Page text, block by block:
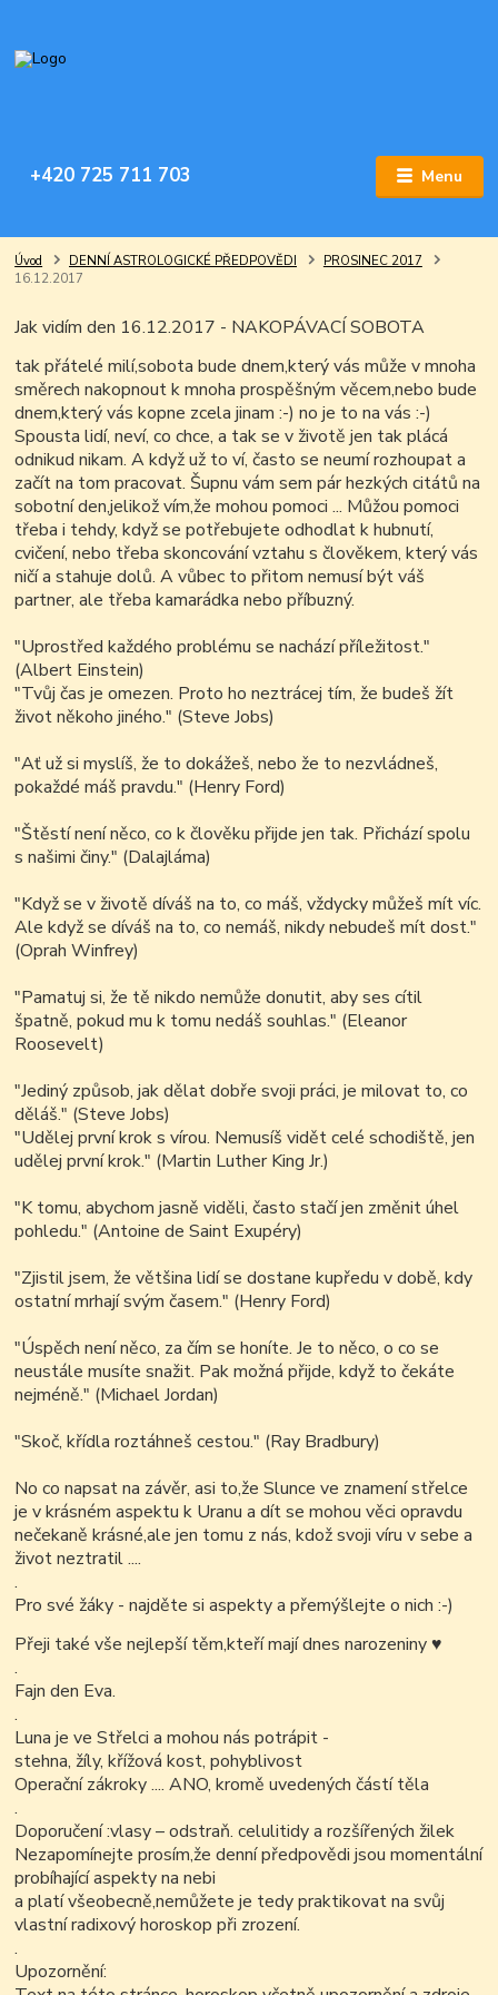
Menu
+420 725 711 703
Úvod DENNÍ ASTROLOGICKÉ PŘEDPOVĚDI
PROSINEC 2017
16.12.2017
Jak vidím den 16.12.2017 - NAKOPÁVACÍ SOBOTA
tak přátelé milí,sobota bude dnem,který vás může v mnoha
směrech nakopnout k mnoha prospěšným věcem,nebo bude
dnem,který vás kopne zcela jinam :-) no je to na vás :-)
Spousta lidí, neví, co chce, a tak se v životě jen tak plácá
odnikud nikam. A když už to ví, často se neumí rozhoupat a
začít na tom pracovat. Šupnu vám sem pár hezkých citátů na
sobotní den,jelikož vím,že mohou pomoci ... Můžou pomoci
třeba i tehdy, když se potřebujete odhodlat k hubnutí,
cvičení, nebo třeba skoncování vztahu s člověkem, který vás
ničí a stahuje dolů. A vůbec to přitom nemusí být váš
partner, ale třeba kamarádka nebo příbuzný.
"Uprostřed každého problému se nachází příležitost."
(Albert Einstein)
"Tvůj čas je omezen. Proto ho neztrácej tím, že budeš žít
život někoho jiného." (Steve Jobs)
"Ať už si myslíš, že to dokážeš, nebo že to nezvládneš,
pokaždé máš pravdu." (Henry Ford)
"Štěstí není něco, co k člověku přijde jen tak. Přichází spolu
s našimi činy." (Dalajláma)
"Když se v životě díváš na to, co máš, vždycky můžeš mít víc.
Ale když se díváš na to, co nemáš, nikdy nebudeš mít dost."
(Oprah Winfrey)
"Pamatuj si, že tě nikdo nemůže donutit, aby ses cítil
špatně, pokud mu k tomu nedáš souhlas." (Eleanor
Roosevelt)
"Jediný způsob, jak dělat dobře svoji práci, je milovat to, co
děláš." (Steve Jobs)
"Udělej první krok s vírou. Nemusíš vidět celé schodiště, jen
udělej první krok." (Martin Luther King Jr.)
"K tomu, abychom jasně viděli, často stačí jen změnit úhel
pohledu." (Antoine de Saint Exupéry)
"Zjistil jsem, že většina lidí se dostane kupředu v době, kdy
ostatní mrhají svým časem." (Henry Ford)
"Úspěch není něco, za čím se honíte. Je to něco, o co se
neustále musíte snažit. Pak možná přijde, když to čekáte
nejméně." (Michael Jordan)
"Skoč, křídla roztáhneš cestou." (Ray Bradbury)
No co napsat na závěr, asi to,že Slunce ve znamení střelce
je v krásném aspektu k Uranu a dít se mohou věci opravdu
nečekaně krásné,ale jen tomu z nás, kdož svoji víru v sebe a
život neztratil ....
.
Pro své žáky - najděte si aspekty a přemýšlejte o nich :-)
Přeji také vše nejlepší těm,kteří mají dnes narozeniny♥
.
Fajn den Eva.
.
Luna je ve Střelci a mohou nás potrápit -
stehna, žíly, křížová kost, pohyblivost
Operační zákroky ....ANO, kromě uvedených částí těla
.
Doporučení :vlasy – odstraň. celulitidy a rozšířených žilek
Nezapomínejte prosím,že denní předpovědi jsou momentální
probíhající aspekty na nebi
a platí všeobecně,nemůžete je tedy praktikovat na svůj
vlastní radixový horoskop při zrození.
.
Upozornění: